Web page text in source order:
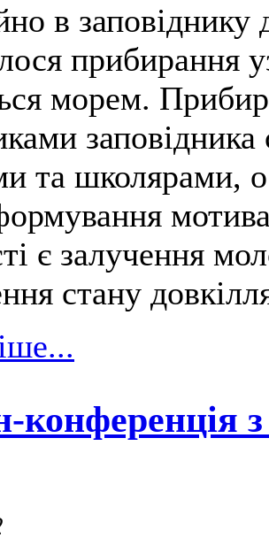
в заповіднику
прибирання
морем.
заповідника
та школярами,
є залучення
стану